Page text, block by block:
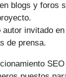
blogs y foros
autor invitado
de prensa.